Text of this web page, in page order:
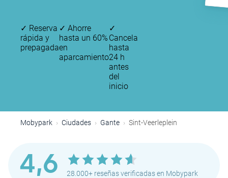
✓ Reserva
rápida y
prepagada
✓ Ahorre
hasta un 60%
en
aparcamiento
✓
Cancela
hasta
24 h
antes
del
inicio
Mobypark Ciudades Gante Sint-Veerleplein
4,6 28.000+ reseñas verificadas en Mobypark